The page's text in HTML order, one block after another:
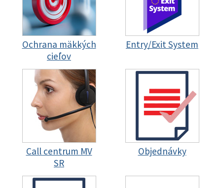
Ochrana mäkkých
cieľov
Entry/Exit System
Call centrum MV
SR
Objednávky